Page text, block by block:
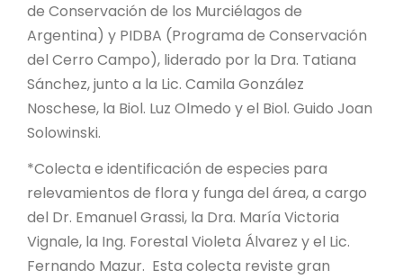
de Conservación de los Murciélagos de
Argentina) y PIDBA (Programa de Conservación
del Cerro Campo), liderado por la Dra. Tatiana
Sánchez, junto a la Lic. Camila González
Noschese, la Biol. Luz Olmedo y el Biol. Guido Joan
Solowinski.
*Colecta e identificación de especies para
relevamientos de flora y funga del área, a cargo
del Dr. Emanuel Grassi, la Dra. María Victoria
Vignale, la Ing. Forestal Violeta Álvarez y el Lic.
Fernando Mazur. Esta colecta reviste gran